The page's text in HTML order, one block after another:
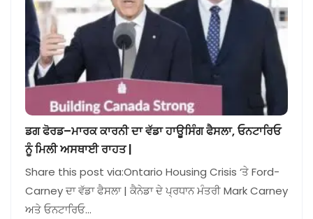
ਡਗ ਫੋਰਡ–ਮਾਰਕ ਕਾਰਨੀ ਦਾ ਵੱਡਾ ਹਾਊਸਿੰਗ ਫੈਸਲਾ, ਓਨਟਾਰਿਓ
ਨੂੰ ਮਿਲੀ ਅਸਥਾਈ ਰਾਹਤ |
Share this post via:Ontario Housing Crisis ‘ਤੇ Ford-
Carney ਦਾ ਵੱਡਾ ਫੈਸਲਾ | ਕੈਨੇਡਾ ਦੇ ਪ੍ਰਧਾਨ ਮੰਤਰੀ Mark Carney
ਅਤੇ ਓਨਟਾਰਿਓ…